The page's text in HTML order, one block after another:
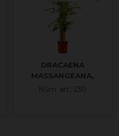
DRACAENA
MASSANGEANA,
90.60.30 M22 130cm.
Núm. art.: 230